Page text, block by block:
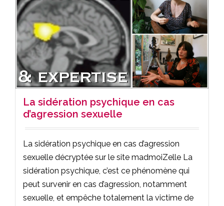
La sidération psychique en cas
d’agression sexuelle
La sidération psychique en cas d’agression
sexuelle décryptée sur le site madmoiZelle La
sidération psychique, c’est ce phénomène qui
peut survenir en cas d’agression, notamment
sexuelle, et empêche totalement la victime de